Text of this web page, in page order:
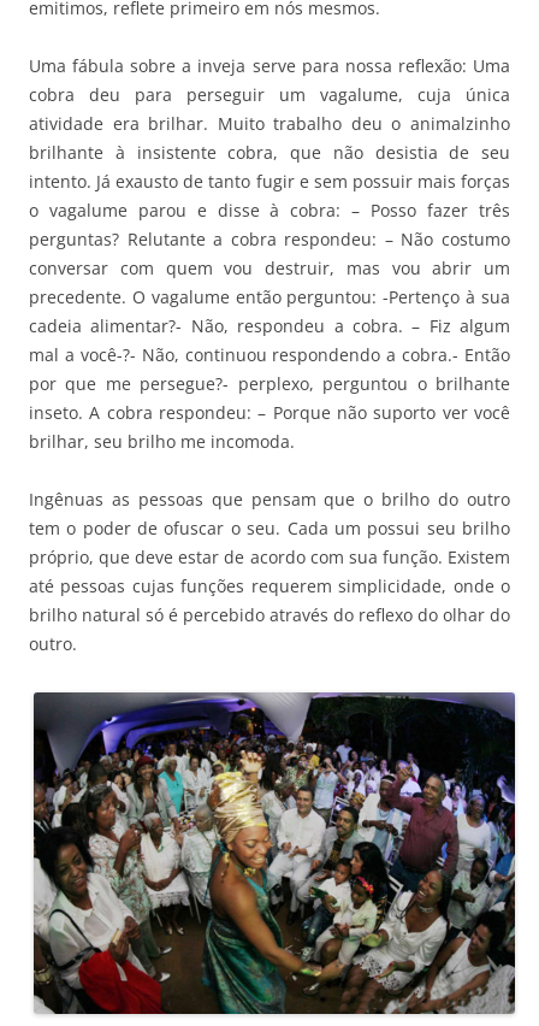
emitimos, reflete primeiro em nós mesmos.
Uma fábula sobre a inveja serve para nossa reflexão: Uma
cobra deu para perseguir um vagalume, cuja única
atividade era brilhar. Muito trabalho deu o animalzinho
brilhante à insistente cobra, que não desistia de seu
intento. Já exausto de tanto fugir e sem possuir mais forças
o vagalume parou e disse à cobra: – Posso fazer três
perguntas? Relutante a cobra respondeu: – Não costumo
conversar com quem vou destruir, mas vou abrir um
precedente. O vagalume então perguntou: -Pertenço à sua
cadeia alimentar?- Não, respondeu a cobra. – Fiz algum
mal a você-?- Não, continuou respondendo a cobra.- Então
por que me persegue?- perplexo, perguntou o brilhante
inseto. A cobra respondeu: – Porque não suporto ver você
brilhar, seu brilho me incomoda.
Ingênuas as pessoas que pensam que o brilho do outro
tem o poder de ofuscar o seu. Cada um possui seu brilho
próprio, que deve estar de acordo com sua função. Existem
até pessoas cujas funções requerem simplicidade, onde o
brilho natural só é percebido através do reflexo do olhar do
outro.